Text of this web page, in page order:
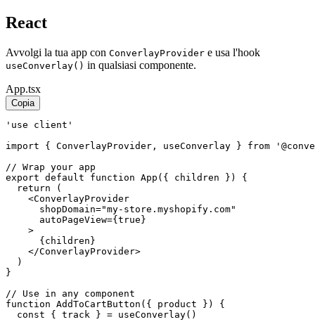
React
Avvolgi la tua app con ConverlayProvider e usa l'hook
useConverlay() in qualsiasi componente.
App.tsx
Copia
'use client'
import { ConverlayProvider, useConverlay } from
// Wrap your app
export default function App({ children }) {
  return (
    <ConverlayProvider
      shopDomain="my-store.myshopify.com"
      autoPageView={true}
    >
      {children}
    </ConverlayProvider>
  )
}
// Use in any component
function AddToCartButton({ product }) {
  const { track } = useConverlay()